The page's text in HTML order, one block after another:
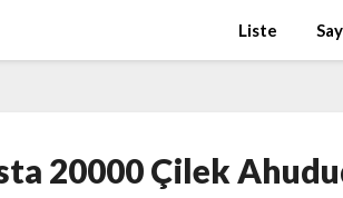
Liste
20000 Çilek